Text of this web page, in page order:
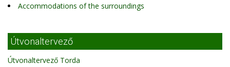
Accommodations of the surroundings
Útvonaltervező
Útvonaltervező Torda